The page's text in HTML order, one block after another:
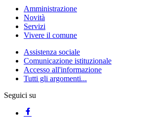
Amministrazione
Novità
Servizi
Vivere il comune
Assistenza sociale
Comunicazione istituzionale
Accesso all'informazione
Tutti gli argomenti...
Seguici su